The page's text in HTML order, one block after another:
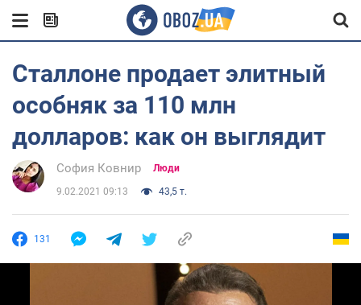
Сталлоне продает элитный
особняк за 110 млн
долларов: как он выглядит
София Ковнир Люди
9.02.2021 09:13 43,5 т.
131